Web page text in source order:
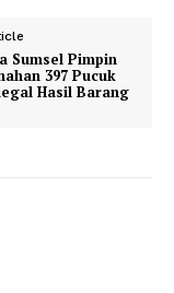
Sumsel Pimpin
397 Pucuk
Hasil Barang